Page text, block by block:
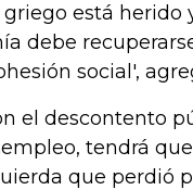
está herido
debe
social',
el descontento
tendrá
que perdió